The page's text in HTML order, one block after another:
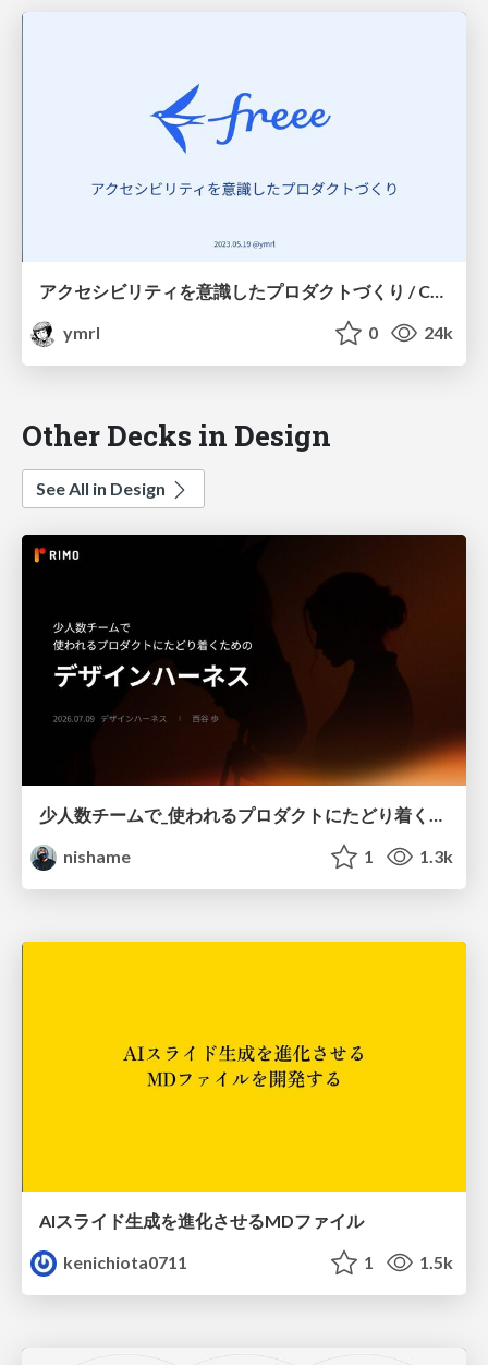
アクセシビリティを意識したプロダクトづくり / Creating Products with Accessibility in Mind
ymrl
0 24k
Other Decks in Design
See All in Design
nishame
1 1.3k
AIスライド生成を進化させるMDファイル
kenichiota0711
1 1.5k